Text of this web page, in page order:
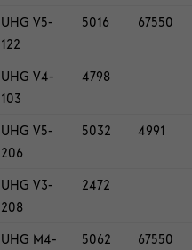
UHG V5-​
122
5016 67550
UHG V4-​
103
4798
UHG V5-​
206
5032 4991
UHG V3-​
208
2472
UHG M4-​
5062 67550